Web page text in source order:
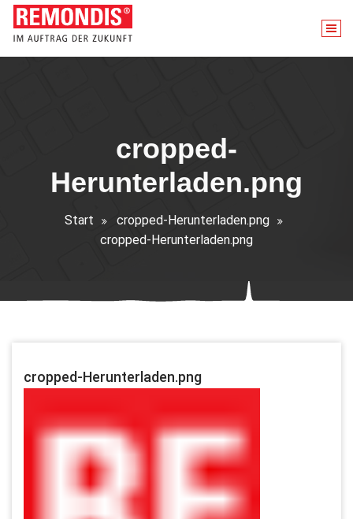
Zum
Inhalt
springen
cropped-
Herunterladen.png
Start
cropped-Herunterladen.png
cropped-Herunterladen.png
cropped-Herunterladen.png